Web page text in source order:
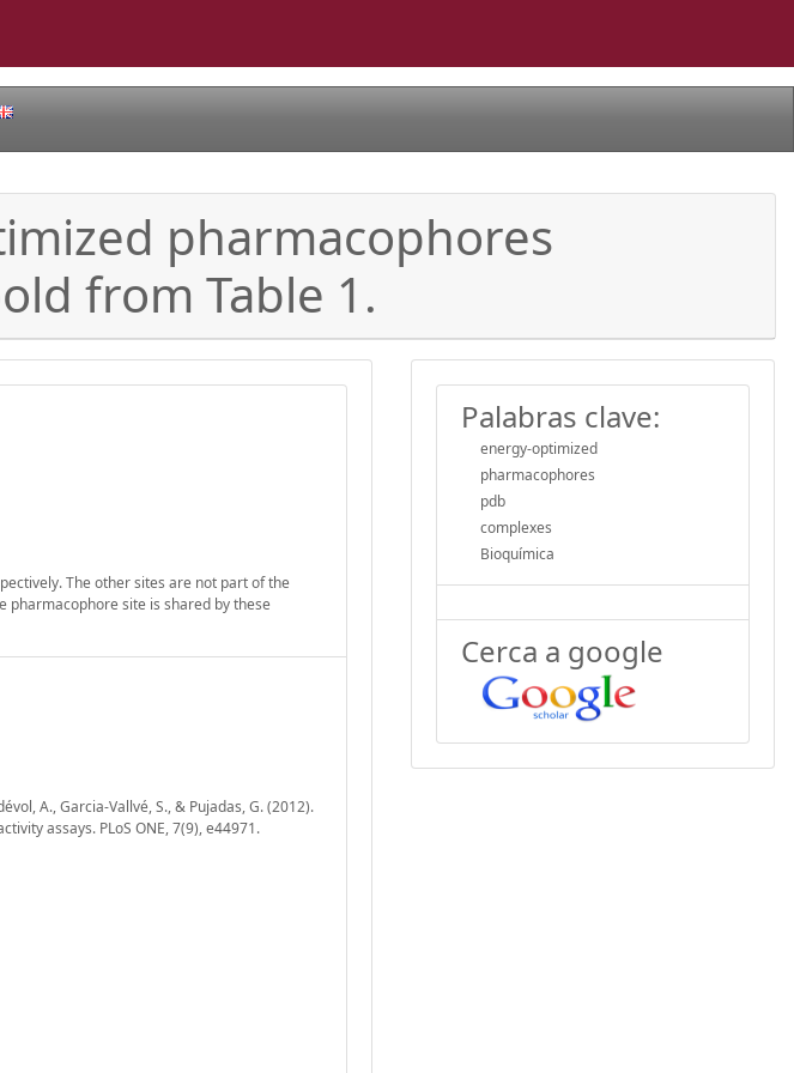
pharmacophores
from Table 1.
The other sites are not part of the
site is shared by these
A., Garcia-Vallvé, S., & Pujadas, G. (2012).
assays. PLoS ONE, 7(9), e44971.
Palabras clave:
energy-optimized
pharmacophores
pdb
complexes
Bioquímica
Cerca a google